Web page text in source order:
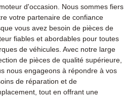
d'occasion. Nous sommes fiers
votre partenaire de confiance
vous avez besoin de pièces de
fiables et abordables pour toutes
de véhicules. Avec notre large
de pièces de qualité supérieure,
nous engageons à répondre à vos
de réparation et de
tout en offrant une